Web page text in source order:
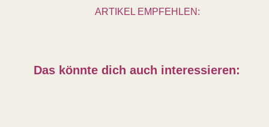
ARTIKEL EMPFEHLEN:
Das könnte dich auch interessieren: